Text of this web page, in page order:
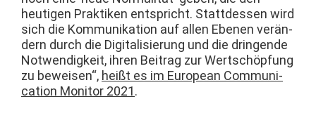
heuti­gen Prak­tiken entspricht. Stattdessen wird
sich die Kom­mu­nika­tion auf allen Ebe­nen verän­
dern durch die Dig­i­tal­isierung und die drin­gende
Notwendigkeit, ihren Beitrag zur Wertschöp­fung
zu beweisen“, heißt es im Euro­pean Com­mu­ni­
ca­tion Mon­i­tor 2021.